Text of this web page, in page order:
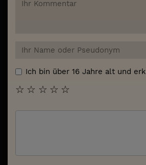
Ich bin über 16 Jahre alt und
☆
☆
☆
☆
☆